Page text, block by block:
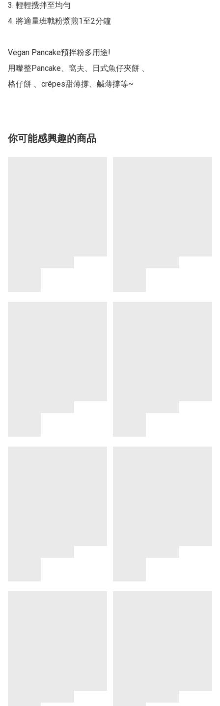
3. 輕輕攪拌至均勻
4. 將適量班戟粉漿煎1至2分鐘
Vegan Pancake預拌粉多用途!
用嚟整Pancake、窩夫、日式魚仔夾餅 、
格仔餅 、crêpes甜薄撐、鹹薄撐等~
你可能感興趣的商品